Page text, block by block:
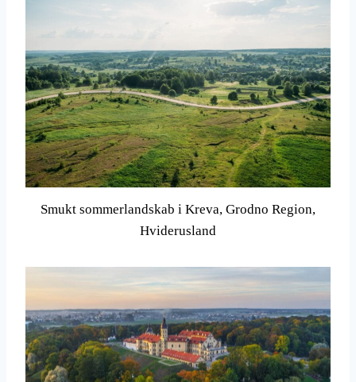
Smukt sommerlandskab i Kreva, Grodno Region,
Hviderusland